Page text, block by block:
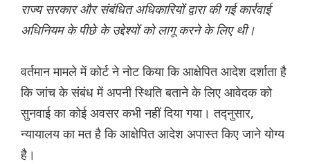
राज्य सरकार और संबंधित अधिकारियों द्वारा की गई कार्रवाई
अधिनियम के पीछे के उद्देश्यों को लागू करने के लिए थी।
वर्तमान मामले में कोर्ट ने नोट किया कि आक्षेपित आदेश दर्शाता है
कि जांच के संबंध में अपनी स्थिति बताने के लिए आवेदक को
सुनवाई का कोई अवसर कभी नहीं दिया गया। तद्नुसार,
न्यायालय का मत है कि आक्षेपित आदेश अपास्त किए जाने योग्य
है।